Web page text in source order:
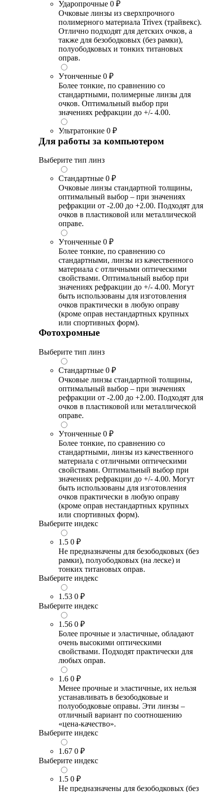
Ударопрочные 0 ₽
Очковые линзы из сверхпрочного
полимерного материала Trivex (трайвекс).
Отлично подходят для детских очков, а
также для безободковых (без рамки),
полуободковых и тонких титановых
оправ.
Утонченные 0 ₽
Более тонкие, по сравнению со
стандартными, полимерные линзы для
очков. Оптимальный выбор при
значениях рефракции до +/- 4.00.
Ультратонкие 0 ₽
Для работы за компьютером
Выберите тип линз
Стандартные 0 ₽
Очковые линзы стандартной толщины,
оптимальный выбор – при значениях
рефракции от -2.00 до +2.00. Подходят для
очков в пластиковой или металлической
оправе.
Утонченные 0 ₽
Более тонкие, по сравнению со
стандартными, линзы из качественного
материала с отличными оптическими
свойствами. Оптимальный выбор при
значениях рефракции до +/- 4.00. Могут
быть использованы для изготовления
очков практически в любую оправу
(кроме оправ нестандартных крупных
или спортивных форм).
Фотохромные
Выберите тип линз
Стандартные 0 ₽
Очковые линзы стандартной толщины,
оптимальный выбор – при значениях
рефракции от -2.00 до +2.00. Подходят для
очков в пластиковой или металлической
оправе.
Утонченные 0 ₽
Более тонкие, по сравнению со
стандартными, линзы из качественного
материала с отличными оптическими
свойствами. Оптимальный выбор при
значениях рефракции до +/- 4.00. Могут
быть использованы для изготовления
очков практически в любую оправу
(кроме оправ нестандартных крупных
или спортивных форм).
Выберите индекс
1.5 0 ₽
Не предназначены для безободковых (без
рамки), полуободковых (на леске) и
тонких титановых оправ.
Выберите индекс
1.53 0 ₽
Выберите индекс
1.56 0 ₽
Более прочные и эластичные, обладают
очень высокими оптическими
свойствами. Подходят практически для
любых оправ.
1.6 0 ₽
Менее прочные и эластичные, их нельзя
устанавливать в безободковые и
полуободковые оправы. Эти линзы –
отличный вариант по соотношению
«цена-качество».
Выберите индекс
1.67 0 ₽
Выберите индекс
1.5 0 ₽
Не предназначены для безободковых (без